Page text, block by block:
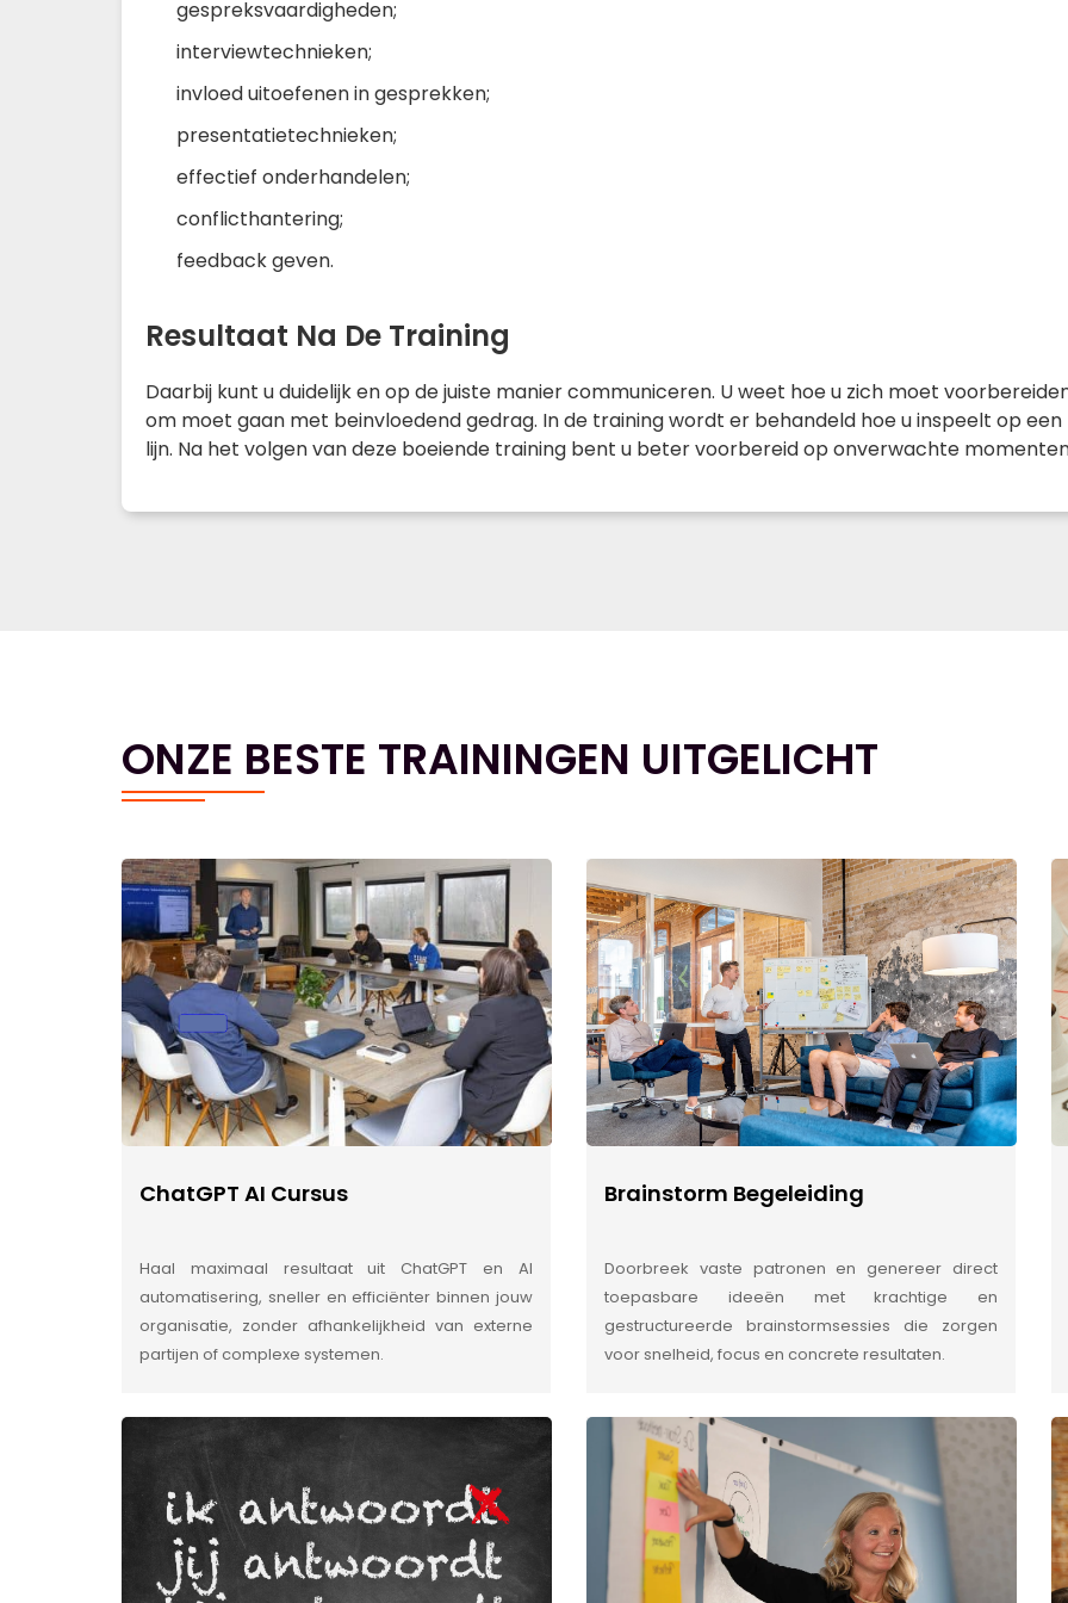
gespreksvaardigheden;
interviewtechnieken;
invloed uitoefenen in gesprekken;
presentatietechnieken;
effectief onderhandelen;
conflicthantering;
feedback geven.
Resultaat Na De Training
Daarbij kunt u duidelijk en op de juiste manier communiceren. U weet hoe u zich moet
om moet gaan met beinvloedend gedrag. In de training wordt er behandeld hoe u inspeelt op
lijn. Na het volgen van deze boeiende training bent u beter voorbereid op onverwachte
ONZE BESTE TRAININGEN UITGELICHT
ChatGPT AI Cursus
Haal maximaal resultaat uit ChatGPT en AI
automatisering, sneller en efficiënter binnen jouw
organisatie, zonder afhankelijkheid van externe
partijen of complexe systemen.
Brainstorm Begeleiding
Doorbreek vaste patronen en genereer direct
toepasbare ideeën met krachtige en
gestructureerde brainstormsessies die zorgen
voor snelheid, focus en concrete resultaten.